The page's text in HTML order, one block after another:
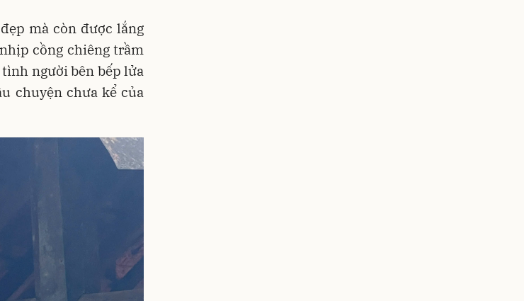
mà còn được lắng
cồng chiêng trầm
người bên bếp lửa
chuyện chưa kể của